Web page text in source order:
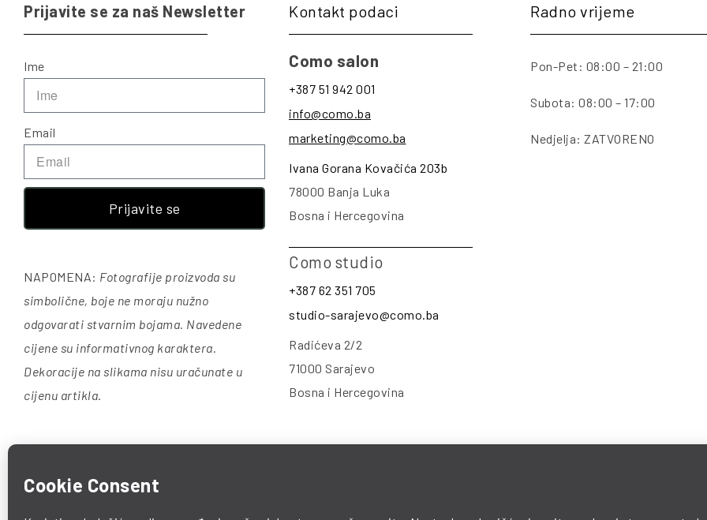
Prijavite se za naš Newsletter
Ime
Email
Prijavite se
NAPOMENA: Fotografije proizvoda su
simbolične, boje ne moraju nužno
odgovarati stvarnim bojama. Navedene
cijene su informativnog karaktera.
Dekoracije na slikama nisu uračunate u
cijenu artikla.
Kontakt podaci
Como salon
+387 51 942 001
info@como.ba
marketing@como.ba
Ivana Gorana Kovačića 203b
78000 Banja Luka
Bosna i Hercegovina
Como studio
+387 62 351 705
studio-sarajevo@como.ba
Radićeva 2/2
71000 Sarajevo
Bosna i Hercegovina
Radno vrijeme
Pon-Pet: 08:00 – 21:00
Subota: 08:00 – 17:00
Nedjelja: ZATVORENO